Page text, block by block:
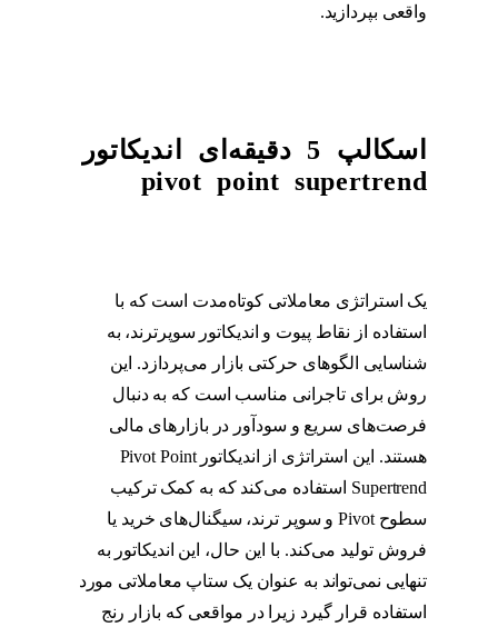
واقعی بپردازید.
اسکالپ 5 دقیقه‌ای اندیکاتور
pivot point supertrend
یک استراتژی معاملاتی کوتاه‌مدت است که با
استفاده از نقاط پیوت و اندیکاتور سوپرترند، به
شناسایی الگوهای حرکتی بازار می‌پردازد. این
روش برای تاجرانی مناسب است که به دنبال
فرصت‌های سریع و سودآور در بازارهای مالی
هستند. این استراتژی از اندیکاتور Pivot Point
Supertrend استفاده می‌کند که به کمک ترکیب
سطوح Pivot و سوپر ترند، سیگنال‌های خرید یا
فروش تولید می‌کند. با این حال، این اندیکاتور به
تنهایی نمی‌تواند به عنوان یک ستاپ معاملاتی مورد
استفاده قرار گیرد زیرا در مواقعی که بازار رنج